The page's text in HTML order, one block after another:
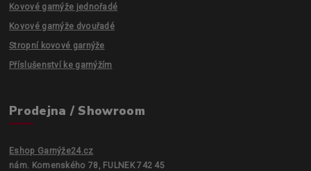
Kovové garnýže jednořadé
Kovové garnýže dvouřadé
Stropní kovové garnýže
Příslušenství ke garnýžím
Prodejna / Showroom
Eshop Garnýže24.cz
nám. Komenského 78, FULNEK 742 45